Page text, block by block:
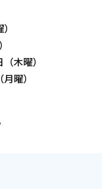
木曜）
曜）